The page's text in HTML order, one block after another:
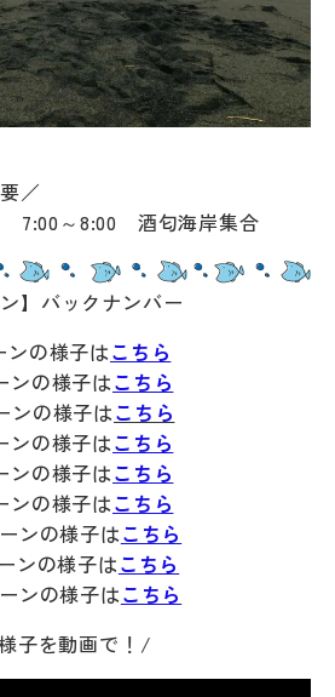
／
7:00～8:00 酒匂海岸集合
】バックナンバー
ンの様子はこちら
ンの様子はこちら
ンの様子はこちら
ンの様子はこちら
ンの様子はこちら
ンの様子はこちら
ンの様子はこちら
ンの様子はこちら
ンの様子はこちら
子を動画で！/